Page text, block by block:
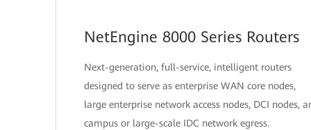
NetEngine 8000 Series Routers
Next-generation, full-service, intelligent routers
designed to serve as enterprise WAN core nodes,
large enterprise network access nodes, DCI nodes,
campus or large-scale IDC network egress.